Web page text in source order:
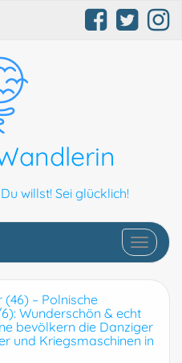
willst! Sei glücklich!
Schalte
– Polnische
Wunderschön & echt
bevölkern die Danziger
und Kriegsmaschinen in